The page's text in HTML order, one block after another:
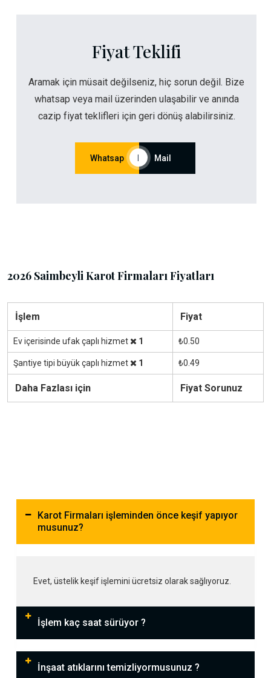
Fiyat Teklifi
Aramak için müsait değilseniz, hiç sorun değil. Bize
whatsap veya mail üzerinden ulaşabilir ve anında
cazip fiyat teklifleri için geri dönüş alabilirsiniz.
Whatsap Mail
2026 Saimbeyli Karot Firmaları Fiyatları
İşlem Fiyat
Ev içerisinde ufak çaplı hizmet 1 ₺0.50
Şantiye tipi büyük çaplı hizmet 1 ₺0.49
Daha Fazlası için Fiyat Sorunuz
Karot Firmaları işleminden önce keşif yapıyor
musunuz?
Evet, üstelik keşif işlemini ücretsiz olarak sağlıyoruz.
İşlem kaç saat sürüyor ?
İnşaat atıklarını temizliyormusunuz ?